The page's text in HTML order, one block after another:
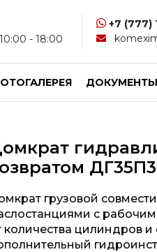
- 18:00
+7 (777)
ДОКУМЕНТЫ
грузовой
с
количества цилиндров